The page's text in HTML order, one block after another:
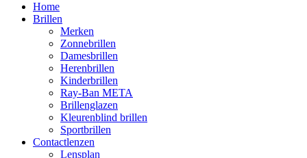
Home
Brillen
Merken
Zonnebrillen
Damesbrillen
Herenbrillen
Kinderbrillen
Ray-Ban META
Brillenglazen
Kleurenblind brillen
Sportbrillen
Contactlenzen
Lensplan